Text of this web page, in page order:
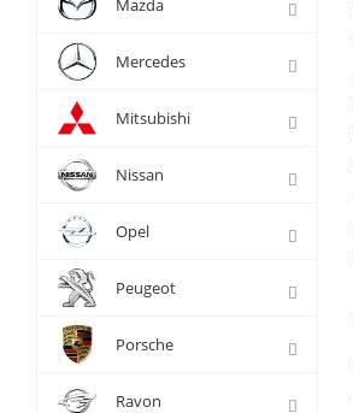
Mazda
Mercedes
Mitsubishi
Nissan
Opel
Peugeot
Porsche
Ravon